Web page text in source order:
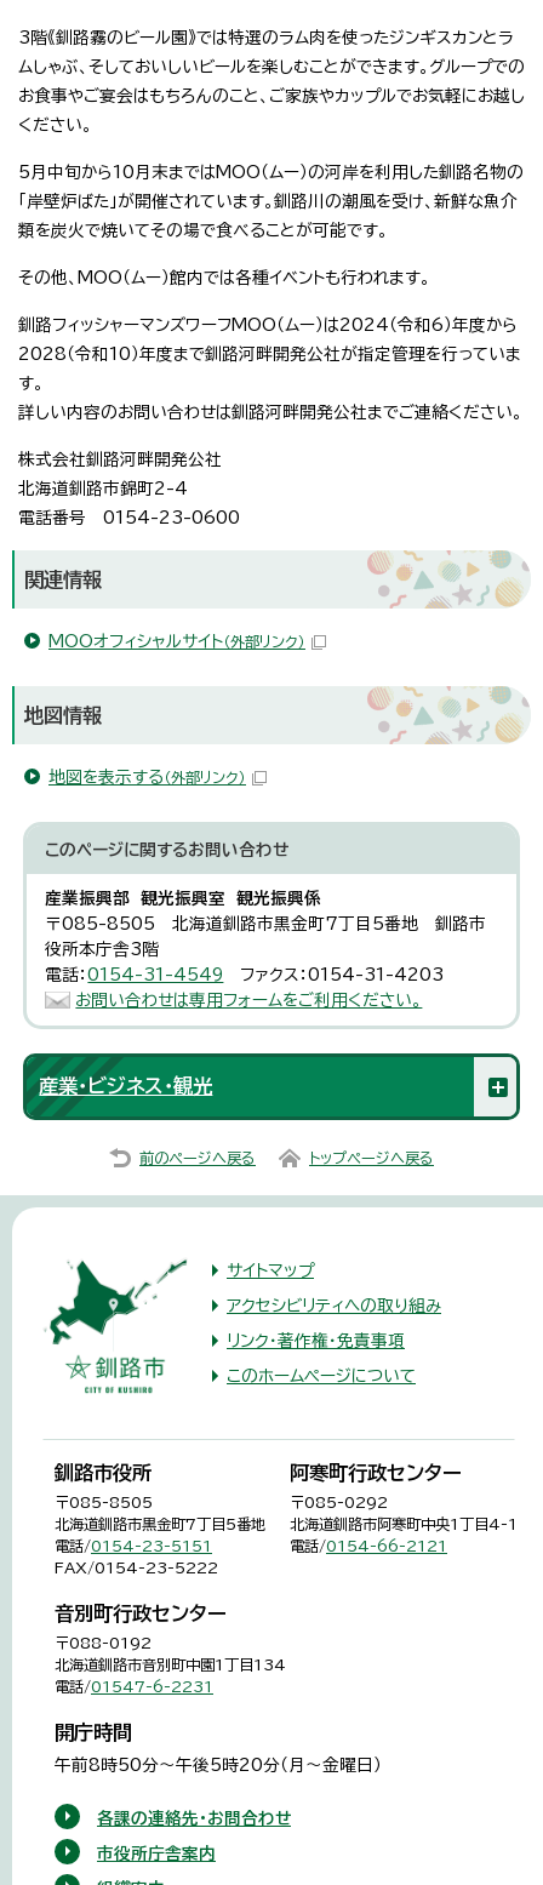
3階《釧路霧のビール園》では特選のラム肉を使ったジンギスカンとラ
ムしゃぶ、そしておいしいビールを楽しむことができます。グループでの
お食事やご宴会はもちろんのこと、ご家族やカップルでお気軽にお越し
ください。
5月中旬から10月末まではMOO（ムー）の河岸を利用した釧路名物の
「岸壁炉ばた」が開催されています。釧路川の潮風を受け、新鮮な魚介
類を炭火で焼いてその場で食べることが可能です。
その他、MOO（ムー）館内では各種イベントも行われます。
釧路フィッシャーマンズワーフMOO（ムー）は2024（令和6）年度から
2028（令和10）年度まで釧路河畔開発公社が指定管理を行っていま
す。
詳しい内容のお問い合わせは釧路河畔開発公社までご連絡ください。
株式会社釧路河畔開発公社
北海道釧路市錦町2-4
電話番号 0154-23-0600
関連情報
MOOオフィシャルサイト（外部リンク）
地図情報
地図を表示する （外部リンク）
このページに関するお問い合わせ
産業振興部 観光振興室 観光振興係
〒085-8505 北海道釧路市黒金町7丁目5番地 釧路市
役所本庁舎3階
電話：0154-31-4549
ファクス：0154-31-4203
お問い合わせは専用フォームをご利用ください。
産業・ビジネス・観光
前のページへ戻る トップページへ戻る
サイトマップ
アクセシビリティへの取り組み
リンク・著作権・免責事項
このホームページについて
釧路市役所
〒085-8505
北海道釧路市黒金町7丁目5番地
電話/0154-23-5151
FAX/0154-23-5222
阿寒町行政センター
〒085-0292
北海道釧路市阿寒町中央1丁目4-1
電話/0154-66-2121
音別町行政センター
〒088-0192
北海道釧路市音別町中園1丁目134
電話/01547-6-2231
開庁時間
午前8時50分～午後5時20分（月～金曜日）
各課の連絡先・お問合わせ
市役所庁舎案内